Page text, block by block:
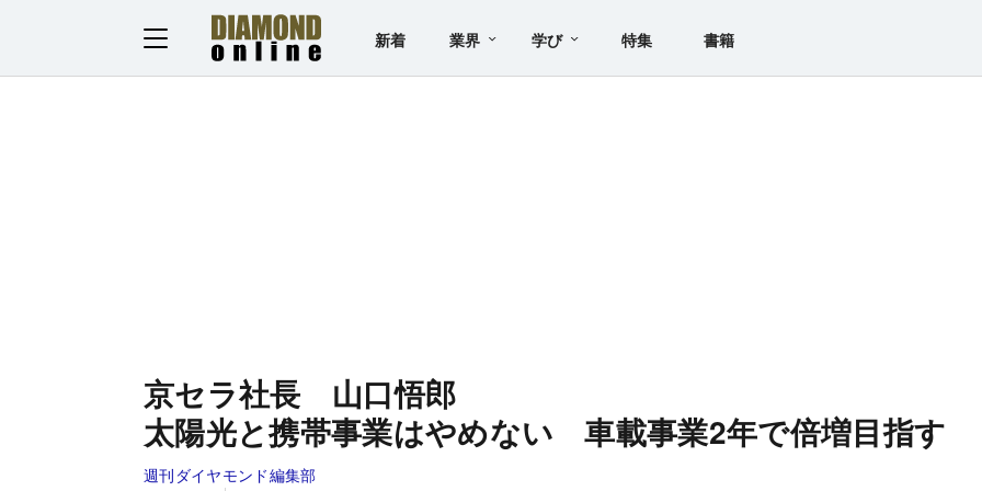
新着 業界 学び 特集 書籍
京セラ社長 山口悟郎
太陽光と携帯事業はやめない 車載事業2年で倍増目指す
週刊ダイヤモンド編集部